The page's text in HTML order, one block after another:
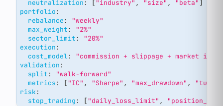
neutralization : [ "industry" , "size" , "beta" ]
portfolio :
rebalance :
"weekly"
max_weight :
"2%"
sector_limit :
"20%"
execution :
cost_model:
"commission + slippage + market
validation :
split :
"walk-forward"
metrics : [ "IC" , "Sharpe" , "max_drawdown" ,
risk :
stop_trading : [ "daily_loss_limit" ,